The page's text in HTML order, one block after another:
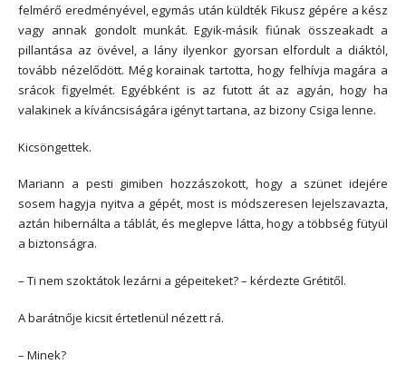
felmérő eredményével, egymás után küldték Fikusz gépére a kész
vagy annak gondolt munkát. Egyik-másik fiúnak összeakadt a
pillantása az övével, a lány ilyenkor gyorsan elfordult a diáktól,
tovább nézelődött. Még korainak tartotta, hogy felhívja magára a
srácok figyelmét. Egyébként is az futott át az agyán, hogy ha
valakinek a kíváncsiságára igényt tartana, az bizony Csiga lenne.
Kicsöngettek.
Mariann a pesti gimiben hozzászokott, hogy a szünet idejére
sosem hagyja nyitva a gépét, most is módszeresen lejelszavazta,
aztán hibernálta a táblát, és meglepve látta, hogy a többség fütyül
a biztonságra.
– Ti nem szoktátok lezárni a gépeiteket? – kérdezte Grétitől.
A barátnője kicsit értetlenül nézett rá.
– Minek?